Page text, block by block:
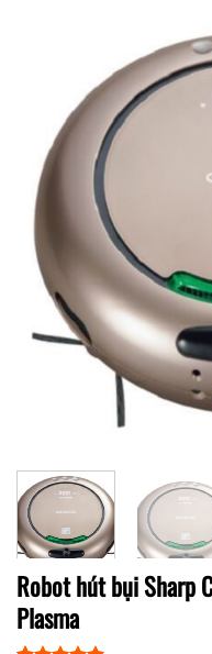
Robot hút bụi Sharp
Plasma